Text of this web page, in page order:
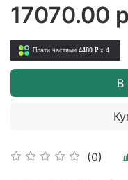
(0)
17070.00
Плати частями 4480 ₽ x 4
В